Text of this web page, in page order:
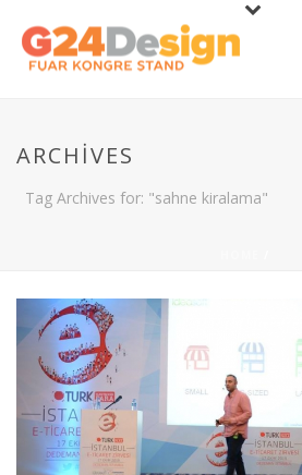
ARCHIVES
Tag Archives for: "sahne kiralama"